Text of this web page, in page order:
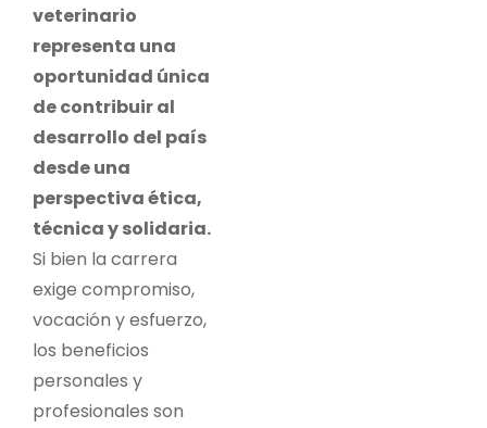
veterinario
representa una
oportunidad única
de contribuir al
desarrollo del país
desde una
perspectiva ética,
técnica y solidaria.
Si bien la carrera
exige compromiso,
vocación y esfuerzo,
los beneficios
personales y
profesionales son